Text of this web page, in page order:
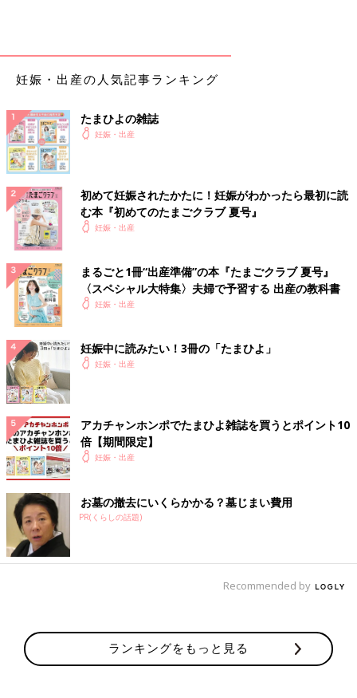
妊娠・出産の人気記事ランキング
たまひよの雑誌
妊娠・出産
初めて妊娠されたかたに！妊娠がわかったら最初に読
む本『初めてのたまごクラブ 夏号』
妊娠・出産
まるごと1冊“出産準備”の本『たまごクラブ 夏号』
〈スペシャル大特集〉夫婦で予習する 出産の教科書
妊娠・出産
妊娠中に読みたい！3冊の「たまひよ」
妊娠・出産
アカチャンホンポでたまひよ雑誌を買うとポイント10
倍【期間限定】
妊娠・出産
お墓の撤去にいくらかかる？墓じまい費用
PR(くらしの話題)
Recommended by
ランキングをもっと見る